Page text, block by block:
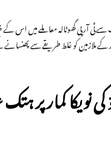
ٹی آر پی گھوٹالہ معاملے میں اس
ملازمین کو غلط طریقے سے پھنسانے
نویکا کمار پر